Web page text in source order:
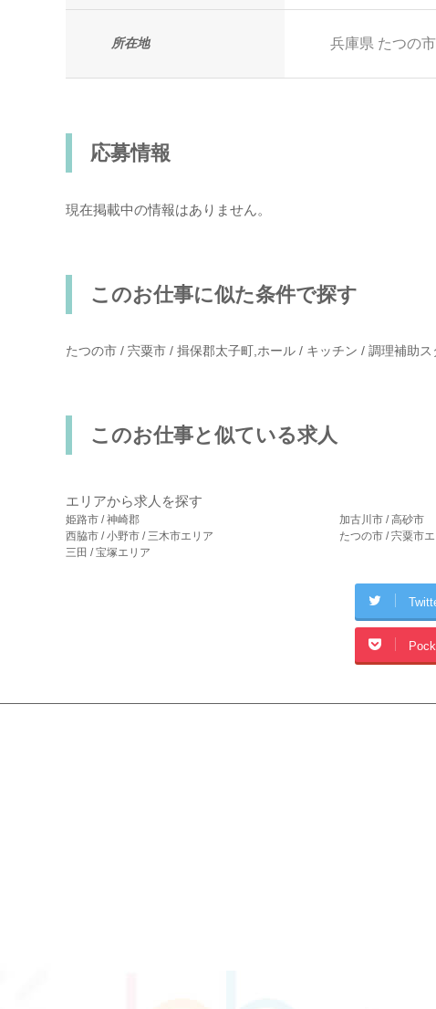
所在地 兵庫県 たつの市
応募情報
現在掲載中の情報はありません。
このお仕事に似た条件で探す
たつの市 / 宍粟市 / 揖保郡太子町,ホール / キッチン / 調理補助ス
このお仕事と似ている求人
エリアから求人を探す
姫路市 / 神崎郡 加古川市 / 高砂市
西脇市 / 小野市 / 三木市エリア
たつの市 / 宍粟市
三田 / 宝塚エリア